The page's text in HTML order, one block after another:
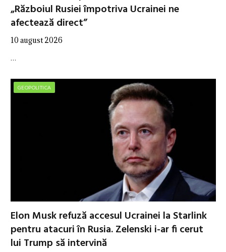
„Războiul Rusiei împotriva Ucrainei ne
afectează direct”
10 august 2026
…
GEOPOLITICA
Elon Musk refuză accesul Ucrainei la Starlink
pentru atacuri în Rusia. Zelenski i-ar fi cerut
lui Trump să intervină